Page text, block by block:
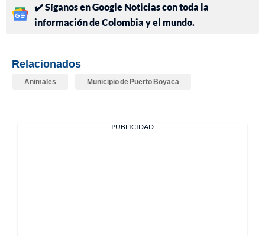
✔️ Síganos en Google Noticias con toda la
información de Colombia y el mundo.
Relacionados
Animales Municipio de Puerto Boyaca
PUBLICIDAD